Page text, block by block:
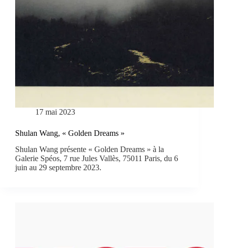
17 mai 2023
Shulan Wang, « Golden Dreams »
Shulan Wang présente « Golden Dreams » à la
Galerie Spéos, 7 rue Jules Vallès, 75011 Paris, du 6
juin au 29 septembre 2023.